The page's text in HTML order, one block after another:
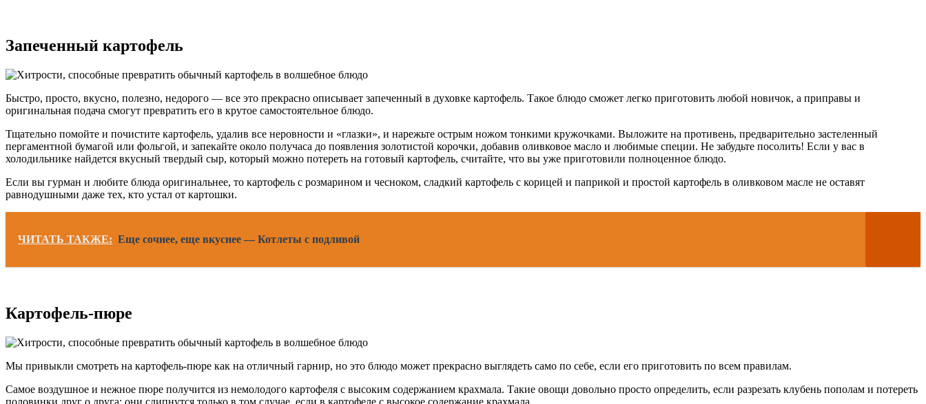
Запеченный картофель
Быстро, просто, вкусно, полезно, недорого — все это прекрасно описывает запеченный в духовке картофель. Такое блюдо сможет легко приготовить любой новичок, а приправы и
оригинальная подача смогут превратить его в крутое самостоятельное блюдо.
Тщательно помойте и почистите картофель, удалив все неровности и «глазки», и нарежьте острым ножом тонкими кружочками. Выложите на противень, предварительно застеленный
пергаментной бумагой или фольгой, и запекайте около получаса до появления золотистой корочки, добавив оливковое масло и любимые специи. Не забудьте посолить! Если у вас в
холодильнике найдется вкусный твердый сыр, который можно потереть на готовый картофель, считайте, что вы уже приготовили полноценное блюдо.
Если вы гурман и любите блюда оригинальнее, то картофель с розмарином и чесноком, сладкий картофель с корицей и паприкой и простой картофель в оливковом масле не оставят
равнодушными даже тех, кто устал от картошки.
ЧИТАТЬ ТАКЖЕ: Еще сочнее, еще вкуснее — Котлеты с подливой
Картофель-пюре
Мы привыкли смотреть на картофель-пюре как на отличный гарнир, но это блюдо может прекрасно выглядеть само по себе, если его приготовить по всем правилам.
Самое воздушное и нежное пюре получится из немолодого картофеля с высоким содержанием крахмала. Такие овощи довольно просто определить, если разрезать клубень пополам и потереть
половинки друг о друга: они слипнутся только в том случае, если в картофеле с высокое содержание крахмала.